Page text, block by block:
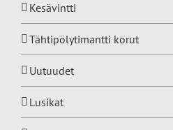
Kesävintti
Tähtipölytimantti korut
Uutuudet
Lusikat